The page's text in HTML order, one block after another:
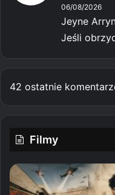
06/08/2026
Jeyne
Jeśli
42 ostatnie
Filmy